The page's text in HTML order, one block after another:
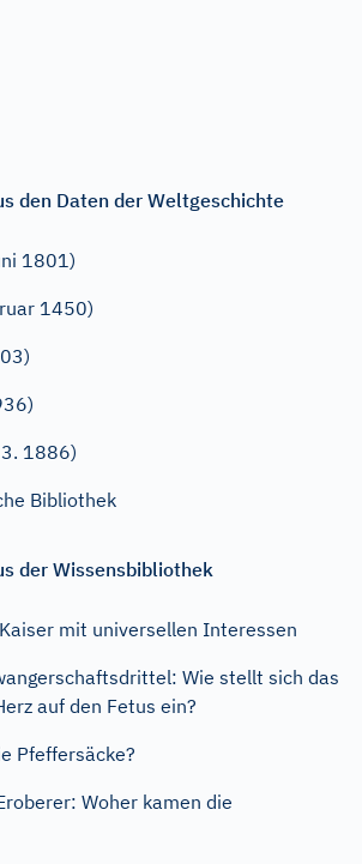
den Daten der Weltgeschichte
1801)
1450)
1886)
Bibliothek
der Wissensbibliothek
mit universellen Interessen
Wie stellt sich das
auf den Fetus ein?
Pfeffersäcke?
Woher kamen die